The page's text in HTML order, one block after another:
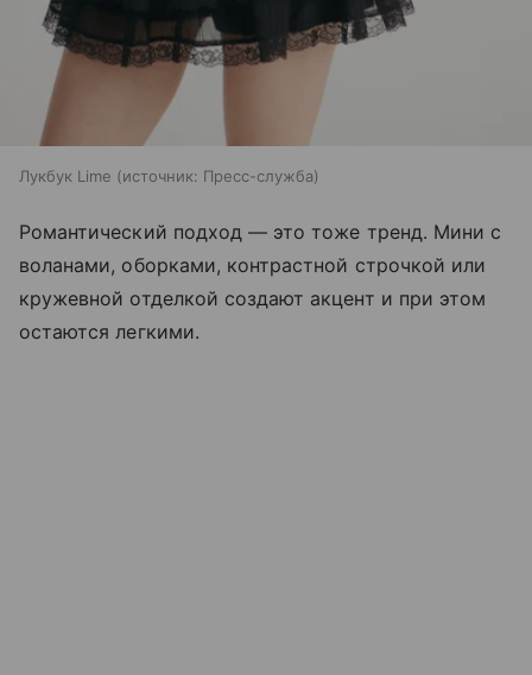
Лукбук Lime источник: Пресс-служба
Романтический подход — это тоже тренд. Мини с
воланами, оборками, контрастной строчкой или
кружевной отделкой создают акцент и при этом
остаются легкими.